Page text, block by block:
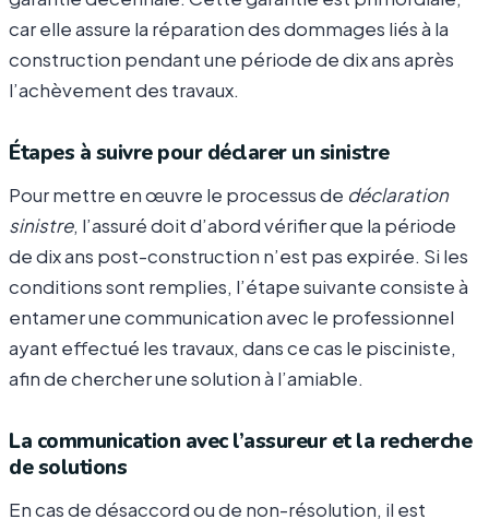
car elle assure la réparation des dommages liés à la
construction pendant une période de dix ans après
l’achèvement des travaux.
Étapes à suivre pour déclarer un sinistre
Pour mettre en œuvre le processus de déclaration
sinistre, l’assuré doit d’abord vérifier que la période
de dix ans post-construction n’est pas expirée. Si les
conditions sont remplies, l’étape suivante consiste à
entamer une communication avec le professionnel
ayant effectué les travaux, dans ce cas le pisciniste,
afin de chercher une solution à l’amiable.
La communication avec l’assureur et la recherche
de solutions
En cas de désaccord ou de non-résolution, il est